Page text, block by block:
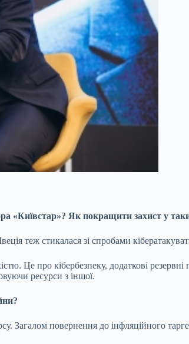
«Київстар»? Як покращити захист у
теж стикалася зі спробами
Це про кібербезпеку, додаткові
ресурси з іншої.
Загалом повернення до інфляційного